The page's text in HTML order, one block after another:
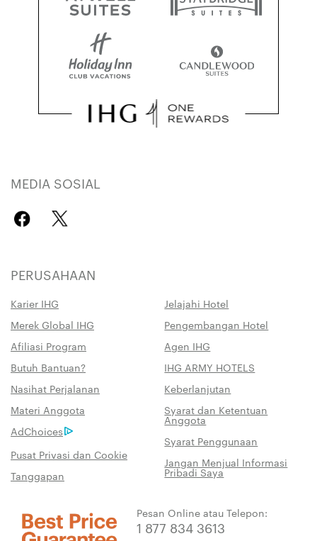
MEDIA SOSIAL
PERUSAHAAN
Karier IHG
Jelajahi Hotel
Merek Global IHG
Pengembangan Hotel
Afiliasi Program
Agen IHG
Butuh Bantuan?
IHG ARMY HOTELS
Nasihat Perjalanan
Keberlanjutan
Materi Anggota
Syarat dan Ketentuan
Anggota
AdChoices
Syarat Penggunaan
Pusat Privasi dan Cookie
Jangan Menjual Informasi
Pribadi Saya
Tanggapan
Pesan Online atau Telepon:
1 877 834 3613